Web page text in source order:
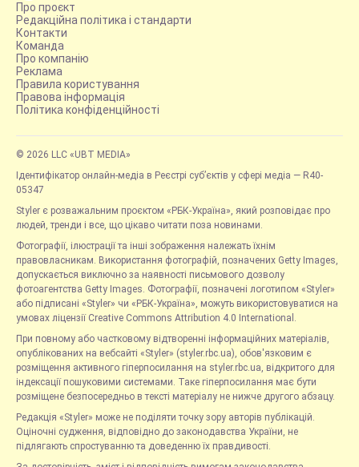
Про проєкт
Редакційна політика і стандарти
Контакти
Команда
Про компанію
Реклама
Правила користування
Правова інформація
Політика конфіденційності
© 2026 LLC «UBT MEDIA»
Ідентифікатор онлайн-медіа в Реєстрі суб’єктів у сфері медіа — R40-
05347
Styler є розважальним проєктом «РБК-Україна», який розповідає про
людей, тренди і все, що цікаво читати поза новинами.
Фотографії, ілюстрації та інші зображення належать їхнім
правовласникам. Використання фотографій, позначених Getty Images,
допускається виключно за наявності письмового дозволу
фотоагентства Getty Images. Фотографії, позначені логотипом «Styler»
або підписані «Styler» чи «РБК-Україна», можуть використовуватися на
умовах ліцензії Creative Commons Attribution 4.0 International.
При повному або частковому відтворенні інформаційних матеріалів,
опублікованих на вебсайті «Styler» (styler.rbc.ua), обов'язковим є
розміщення активного гіперпосилання на styler.rbc.ua, відкритого для
індексації пошуковими системами. Таке гіперпосилання має бути
розміщене безпосередньо в тексті матеріалу не нижче другого абзацу.
Редакція «Styler» може не поділяти точку зору авторів публікацій.
Оціночні судження, відповідно до законодавства України, не
підлягають спростуванню та доведенню їх правдивості.